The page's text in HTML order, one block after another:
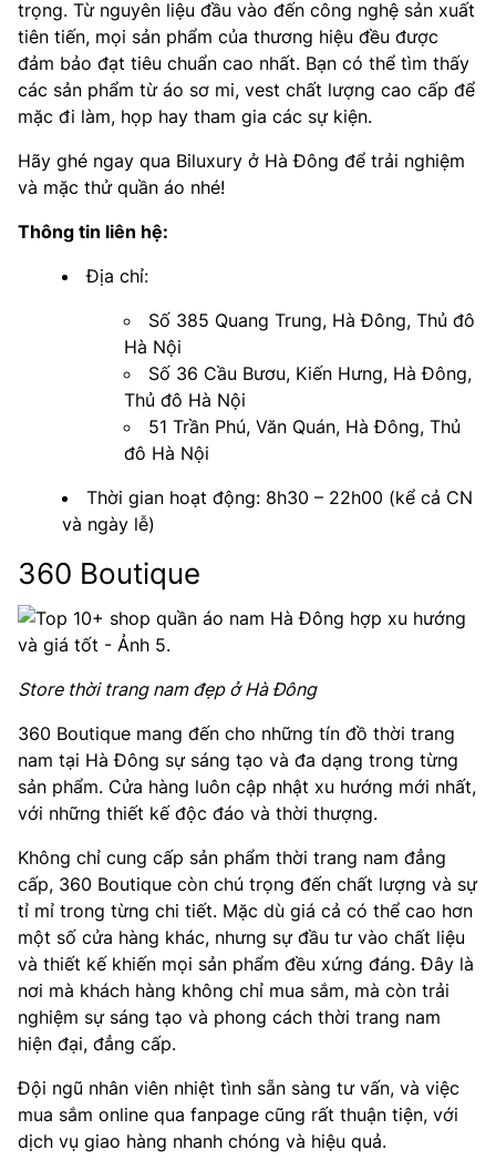
trọng. Từ nguyên liệu đầu vào đến công nghệ sản xuất
tiên tiến, mọi sản phẩm của thương hiệu đều được
đảm bảo đạt tiêu chuẩn cao nhất. Bạn có thể tìm thấy
các sản phẩm từ áo sơ mi, vest chất lượng cao cấp để
mặc đi làm, họp hay tham gia các sự kiện.
Hãy ghé ngay qua Biluxury ở Hà Đông để trải nghiệm
và mặc thử quần áo nhé!
Thông tin liên hệ:
Địa chỉ:
Số 385 Quang Trung, Hà Đông, Thủ đô
Hà Nội
Số 36 Cầu Bươu, Kiến Hưng, Hà Đông,
Thủ đô Hà Nội
51 Trần Phú, Văn Quán, Hà Đông, Thủ
đô Hà Nội
Thời gian hoạt động: 8h30 – 22h00 (kể cả CN
và ngày lễ)
360 Boutique
Store thời trang nam đẹp ở Hà Đông
360 Boutique mang đến cho những tín đồ thời trang
nam tại Hà Đông sự sáng tạo và đa dạng trong từng
sản phẩm. Cửa hàng luôn cập nhật xu hướng mới nhất,
với những thiết kế độc đáo và thời thượng.
Không chỉ cung cấp sản phẩm thời trang nam đẳng
cấp, 360 Boutique còn chú trọng đến chất lượng và sự
tỉ mỉ trong từng chi tiết. Mặc dù giá cả có thể cao hơn
một số cửa hàng khác, nhưng sự đầu tư vào chất liệu
và thiết kế khiến mọi sản phẩm đều xứng đáng. Đây là
nơi mà khách hàng không chỉ mua sắm, mà còn trải
nghiệm sự sáng tạo và phong cách thời trang nam
hiện đại, đẳng cấp.
Đội ngũ nhân viên nhiệt tình sẵn sàng tư vấn, và việc
mua sắm online qua fanpage cũng rất thuận tiện, với
dịch vụ giao hàng nhanh chóng và hiệu quả.